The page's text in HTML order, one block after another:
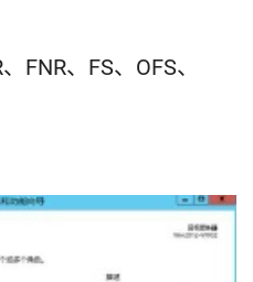
FNR、FS、OFS、